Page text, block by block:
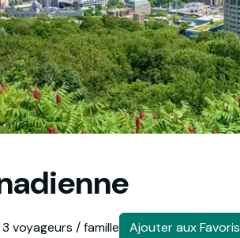
3 voyageurs / famille Ajouter aux Favoris